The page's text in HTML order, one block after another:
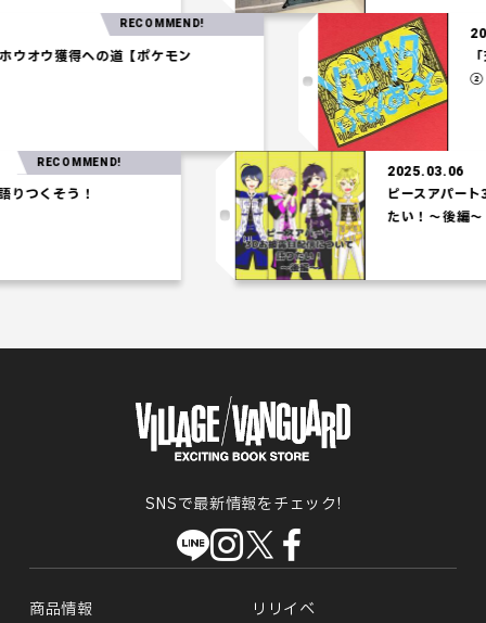
】ホウオウ獲得への道【ポケモン
RECOMMEND!
くそう！
RECOMMEND!
2025.03.06
ピースアパート3D
たい！～後編～
SNSで最新情報をチェック!
商品情報
リリイベ